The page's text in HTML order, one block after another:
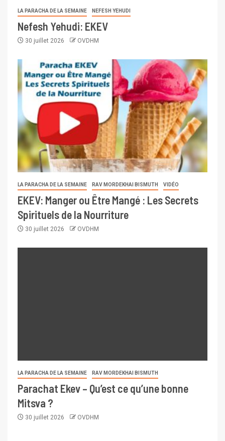
LA PARACHA DE LA SEMAINE NEFESH YEHUDI
Nefesh Yehudi: EKEV
30 juillet 2026 OVDHM
LA PARACHA DE LA SEMAINE RAV MORDEKHAI BISMUTH VIDÉO
EKEV: Manger ou Être Mangé : Les Secrets
Spirituels de la Nourriture
30 juillet 2026 OVDHM
LA PARACHA DE LA SEMAINE RAV MORDEKHAI BISMUTH
Parachat Ekev – Qu’est ce qu’une bonne
Mitsva ?
30 juillet 2026 OVDHM